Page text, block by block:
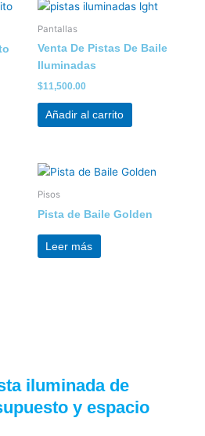
Pantallas
Venta De Pistas De Baile
Iluminadas
$11,500.00
Añadir al carrito
Pisos
Pista de Baile Golden
Leer más
iluminada de
y espacio